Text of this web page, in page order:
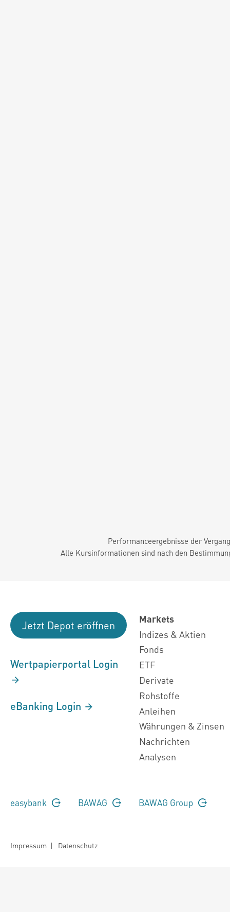
Performanceergebnisse der
Alle Kursinformationen sind nach den
Jetzt Depot eröffnen
Wertpapierportal Login
eBanking Login
Markets
Indizes & Aktien
Fonds
ETF
Derivate
Rohstoffe
Anleihen
Währungen & Zinsen
Nachrichten
Analysen
easybank BAWAG BAWAG Group
Impressum | Datenschutz